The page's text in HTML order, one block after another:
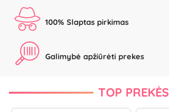
100% Slaptas pirkimas
Galimybė apžiūrėti prekes
TOP PREKĖS